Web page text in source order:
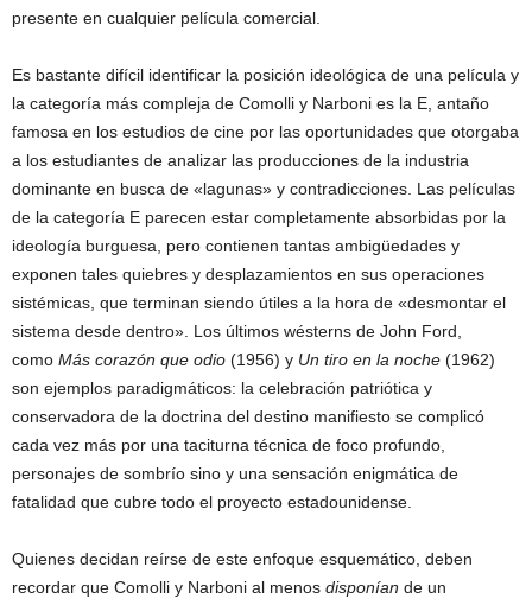
presente en cualquier película comercial.
Es bastante difícil identificar la posición ideológica de una película y
la categoría más compleja de Comolli y Narboni es la E, antaño
famosa en los estudios de cine por las oportunidades que otorgaba
a los estudiantes de analizar las producciones de la industria
dominante en busca de «lagunas» y contradicciones. Las películas
de la categoría E parecen estar completamente absorbidas por la
ideología burguesa, pero contienen tantas ambigüedades y
exponen tales quiebres y desplazamientos en sus operaciones
sistémicas, que terminan siendo útiles a la hora de «desmontar el
sistema desde dentro». Los últimos wésterns de John Ford,
como Más corazón que odio (1956) y Un tiro en la noche (1962)
son ejemplos paradigmáticos: la celebración patriótica y
conservadora de la doctrina del destino manifiesto se complicó
cada vez más por una taciturna técnica de foco profundo,
personajes de sombrío sino y una sensación enigmática de
fatalidad que cubre todo el proyecto estadounidense.
Quienes decidan reírse de este enfoque esquemático, deben
recordar que Comolli y Narboni al menos disponían de un